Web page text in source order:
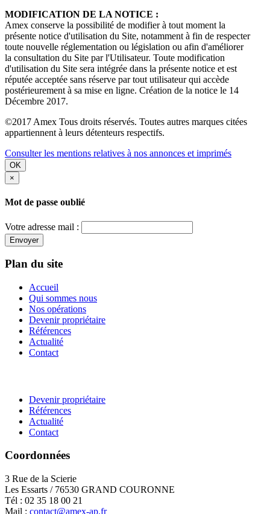
MODIFICATION DE LA NOTICE :
Amex conserve la possibilité de modifier à tout moment la
présente notice d'utilisation du Site, notamment à fin de respecter
toute nouvelle réglementation ou législation ou afin d'améliorer
la consultation du Site par l'Utilisateur. Toute modification
d'utilisation du Site sera intégrée dans la présente notice et est
réputée acceptée sans réserve par tout utilisateur qui accède
postérieurement à sa mise en ligne. Création de la notice le 14
Décembre 2017.
©2017 Amex Tous droits réservés. Toutes autres marques citées
appartiennent à leurs détenteurs respectifs.
Consulter les mentions relatives à nos annonces et imprimés
OK
×
Mot de passe oublié
Votre adresse mail :
Envoyer
Plan du site
Accueil
Qui sommes nous
Nos opérations
Devenir propriétaire
Références
Actualité
Contact
Devenir propriétaire
Références
Actualité
Contact
Coordonnées
3 Rue de la Scierie
Les Essarts / 76530 GRAND COURONNE
Tél : 02 35 18 00 21
Mail : contact@amex-ap.fr